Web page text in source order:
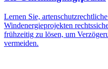
Lernen Sie,
Windenergieprojekten
frühzeitig zu lösen, um
vermeiden.